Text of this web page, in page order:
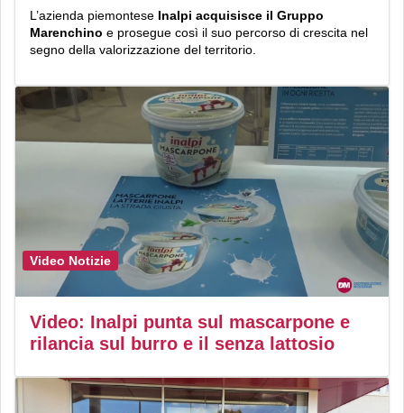
L’azienda piemontese Inalpi acquisisce il Gruppo
Marenchino e prosegue così il suo percorso di crescita nel
segno della valorizzazione del territorio.
Video Notizie
Video: Inalpi punta sul mascarpone e
rilancia sul burro e il senza lattosio